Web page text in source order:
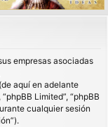
ar rsc
empresas asociadas
aquí en adelante
Limited”, “phpBB
cualquier sesión